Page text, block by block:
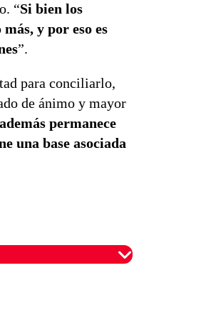
“Si bien los
y por eso es
”.
para conciliarlo,
de ánimo y mayor
permanece
una base asociada